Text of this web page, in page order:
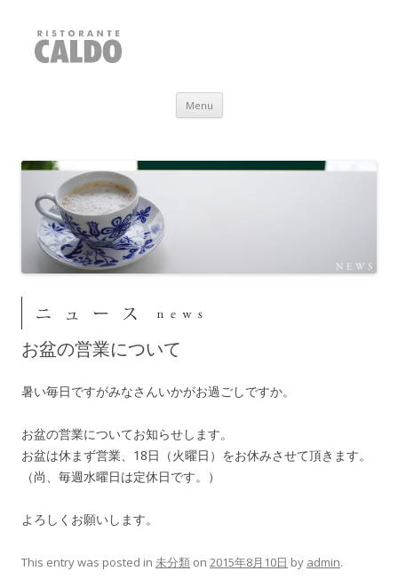
RISTORANTE CALDO
福井県敦賀市
Menu Skip to content
お盆の営業について
暑い毎日ですがみなさんいかがお過ごしですか。
お盆の営業についてお知らせします。
お盆は休まず営業、18日（火曜日）をお休みさせて頂きます。
（尚、毎週水曜日は定休日です。）
よろしくお願いします。
This entry was posted in 未分類 on 2015年8月10日 by admin.